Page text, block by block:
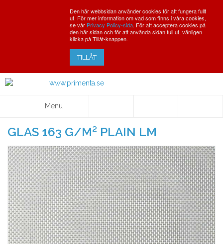
Den här webbsidan använder cookies för att fungera fullt
ut. För mer information om vad som finns i våra cookies,
se vår Privacy Policy-sida. För att acceptera cookies på
den här sidan och för att använda sidan full ut, vänligen
klicka på Tillåt-knappen.
TILLÅT
Menu
GLAS 163 G/M² PLAIN LM